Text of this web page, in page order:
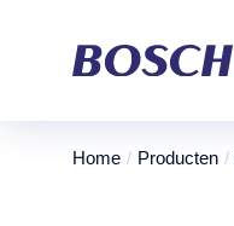
Je bent hier:
Home Producten